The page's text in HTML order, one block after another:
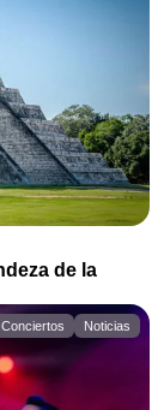
de la
Noticias